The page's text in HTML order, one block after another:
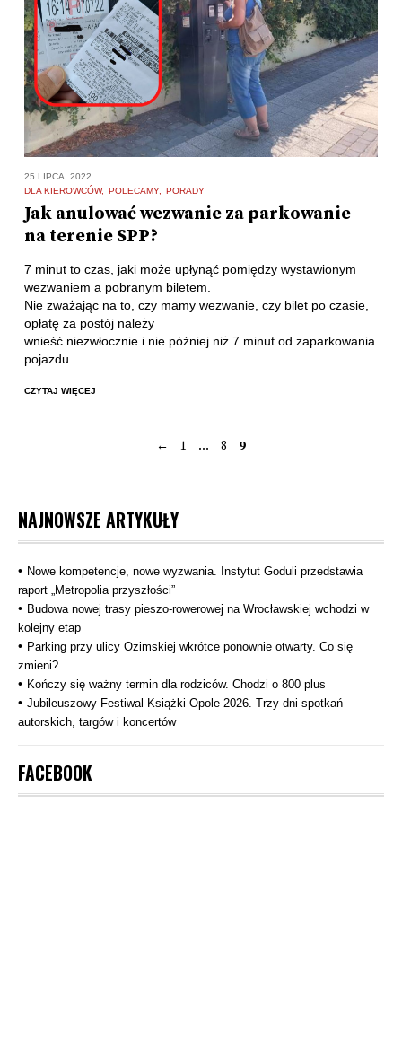
25 LIPCA, 2022
DLA KIEROWCÓW
POLECAMY PORADY
Jak anulować wezwanie za parkowanie
na terenie SPP?
7 minut to czas, jaki może upłynąć pomiędzy wystawionym
wezwaniem a pobranym biletem.
Nie zważając na to, czy mamy wezwanie, czy bilet po czasie,
opłatę za postój należy
wnieść niezwłocznie i nie później niż 7 minut od zaparkowania
pojazdu.
CZYTAJ WIĘCEJ
Stronicowanie
← 1 … 8 9
NAJNOWSZE ARTYKUŁY
Nowe kompetencje, nowe wyzwania. Instytut Goduli przedstawia
raport „Metropolia przyszłości”
Budowa nowej trasy pieszo‑rowerowej na Wrocławskiej wchodzi w
kolejny etap
Parking przy ulicy Ozimskiej wkrótce ponownie otwarty. Co się
zmieni?
Kończy się ważny termin dla rodziców. Chodzi o 800 plus
Jubileuszowy Festiwal Książki Opole 2026. Trzy dni spotkań
autorskich, targów i koncertów
FACEBOOK